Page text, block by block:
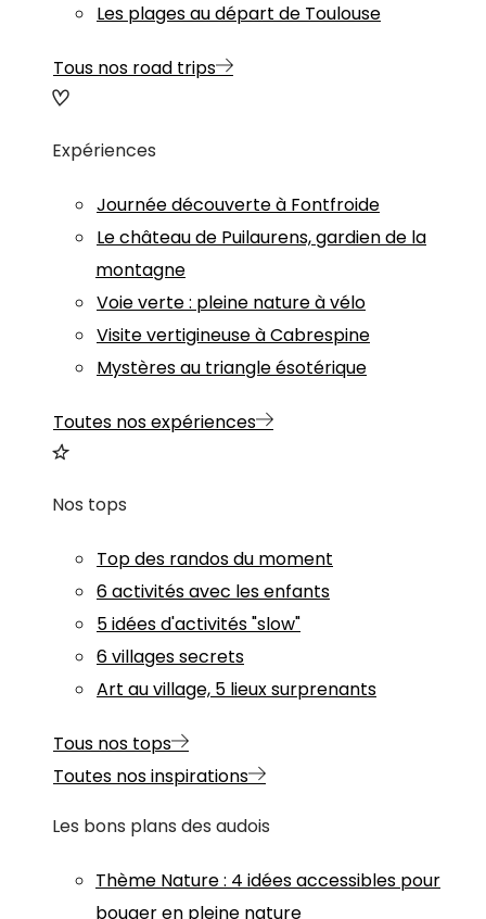
Les plages au départ de Toulouse
Tous nos road trips
Expériences
Journée découverte à Fontfroide
Le château de Puilaurens, gardien de la
montagne
Voie verte : pleine nature à vélo
Visite vertigineuse à Cabrespine
Mystères au triangle ésotérique
Toutes nos expériences
Nos tops
Top des randos du moment
6 activités avec les enfants
5 idées d'activités "slow"
6 villages secrets
Art au village, 5 lieux surprenants
Tous nos tops
Toutes nos inspirations
Les bons plans des audois
Thème Nature: 4 idées accessibles pour
bouger en pleine nature